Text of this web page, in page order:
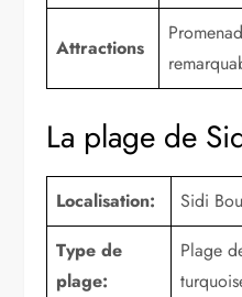
Attractions
La plage de
Localisation:
Sidi
Type de
plage:
Plage